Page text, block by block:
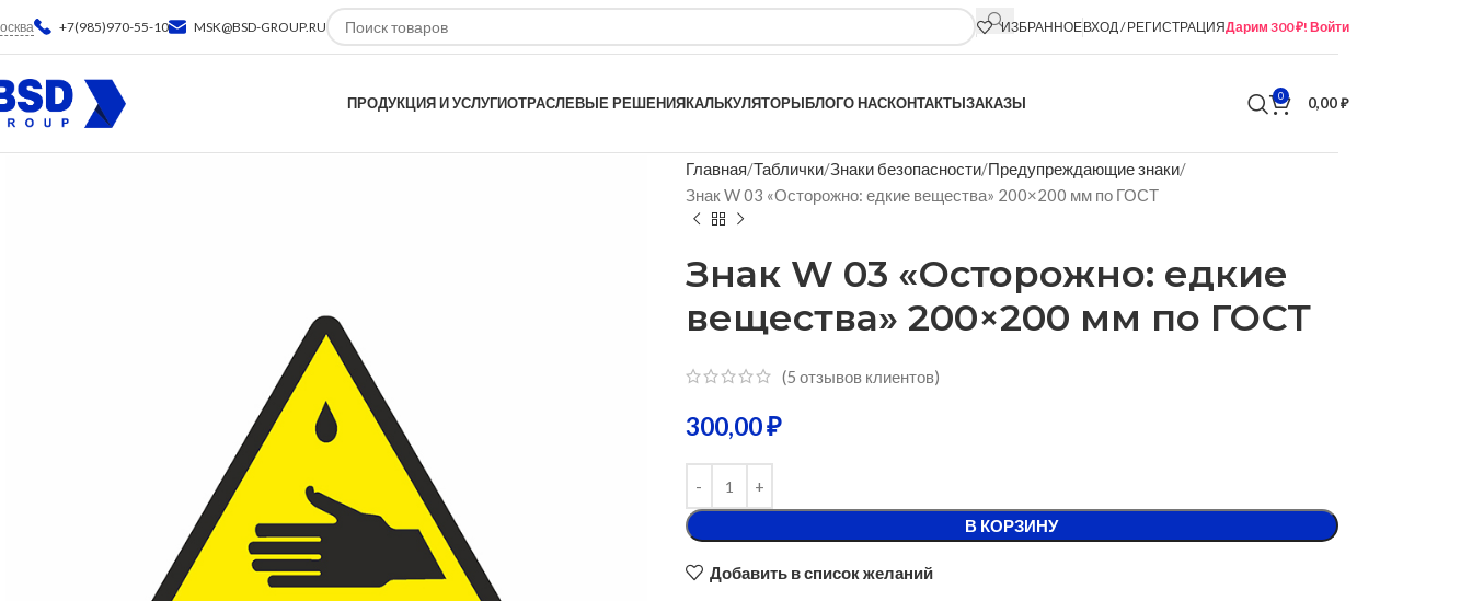
+7(985)970-55-10 MSK@BSD-GROUP.RU ИЗБРАННОЕВХОД / РЕГИСТРАЦИЯДарим 300 ₽! Войти
ПРОДУКЦИЯ И УСЛУГИОТРАСЛЕВЫЕ РЕШЕНИЯКАЛЬКУЛЯТОРЫБЛОГО НАСКОНТАКТЫЗАКАЗЫ 0 0,00₽
Главная Таблички Знаки безопасности Предупреждающие знаки
Знак W 03 «Осторожно: едкие вещества» 200×200 мм по ГОСТ
Знак W 03 «Осторожно: едкие
вещества» 200×200 мм по ГОСТ
(5 отзывов клиентов)
300,00₽
В КОРЗИНУ
Добавить в список желаний